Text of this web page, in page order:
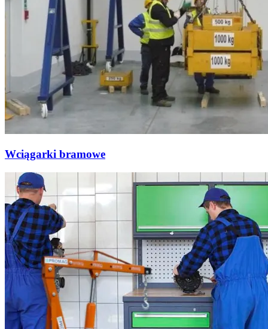
Wciągarki bramowe